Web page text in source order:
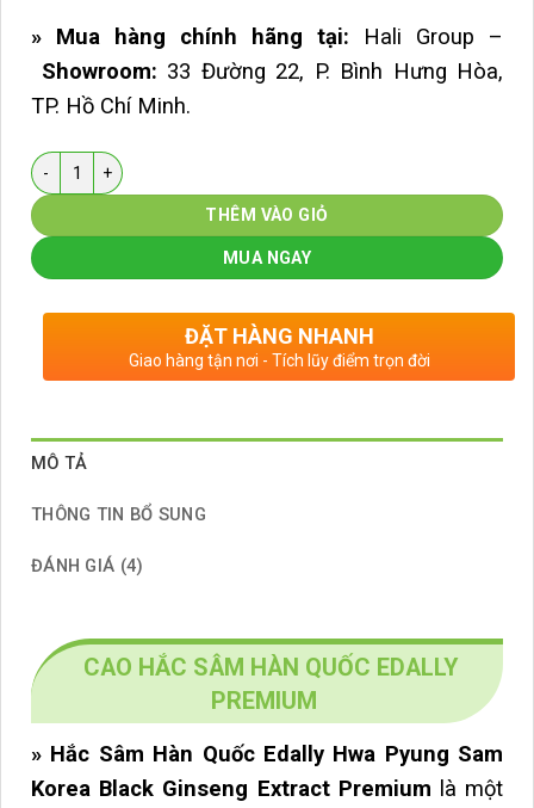
» Mua hàng chính hãng tại: Hali Group –
Showroom: 33 Đường 22, P. Bình Hưng Hòa,
TP. Hồ Chí Minh.
Số lượng
THÊM VÀO GIỎ
MUA NGAY
ĐẶT HÀNG NHANH
Giao hàng tận nơi - Tích lũy điểm trọn đời
MÔ TẢ
THÔNG TIN BỔ SUNG
ĐÁNH GIÁ (4)
CAO HẮC SÂM HÀN QUỐC EDALLY
PREMIUM
» Hắc Sâm Hàn Quốc Edally Hwa Pyung Sam
Korea Black Ginseng Extract Premium
là một